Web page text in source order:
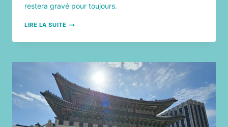
restera gravé pour toujours.
LIRE LA SUITEDE
COUPS
DE
CŒUR
AU
VIETNAM